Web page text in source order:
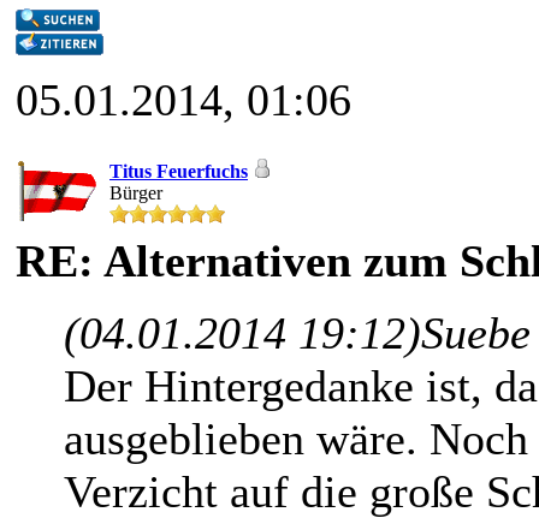
05.01.2014, 01:06
Titus Feuerfuchs
Bürger
RE: Alternativen zum
(04.01.2014 19:12)
Der Hintergedanke ist,
ausgeblieben wäre.
Verzicht auf die große